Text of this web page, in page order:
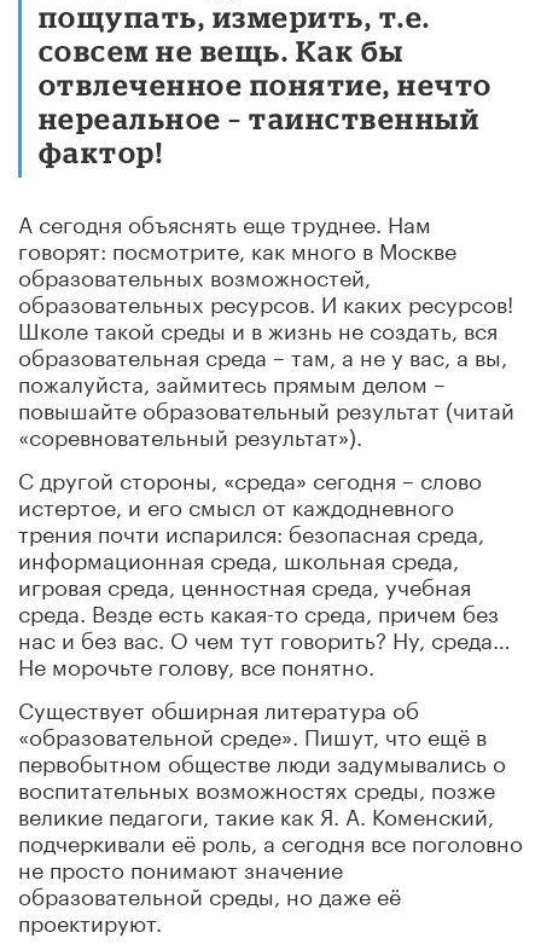
пощупать, измерить, т.е.
совсем не вещь. Как бы
отвлеченное понятие, нечто
нереальное – таинственный
фактор!
А сегодня объяснять еще труднее. Нам
говорят: посмотрите, как много в Москве
образовательных возможностей,
образовательных ресурсов. И каких ресурсов!
Школе такой среды и в жизнь не создать, вся
образовательная среда – там, а не у вас, а вы,
пожалуйста, займитесь прямым делом –
повышайте образовательный результат (читай
«соревновательный результат»).
С другой стороны, «среда» сегодня – слово
истертое, и его смысл от каждодневного
трения почти испарился: безопасная среда,
информационная среда, школьная среда,
игровая среда, ценностная среда, учебная
среда. Везде есть какая-то среда, причем без
нас и без вас. О чем тут говорить? Ну, среда…
Не морочьте голову, все понятно.
Существует обширная литература об
«образовательной среде». Пишут, что ещё в
первобытном обществе люди задумывались о
воспитательных возможностях среды, позже
великие педагоги, такие как Я. А. Коменский,
подчеркивали её роль, а сегодня все поголовно
не просто понимают значение
образовательной среды, но даже её
проектируют.